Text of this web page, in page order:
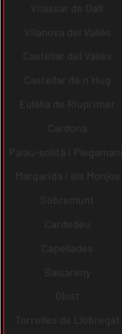
Vilassar de Dalt
Vilanova del Vallès
Castellar del Vallès
Castellar de n´Hug
Eulàlia de Riuprimer
Cardona
Palau-solità i
Margarida i els Monjos
Sobremunt
Cardedeu
Capellades
Balsareny
Olost
Torrelles de Llobregat